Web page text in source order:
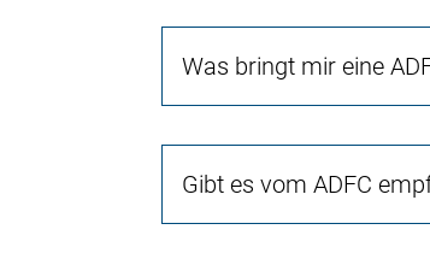
Was bringt mir eine
Gibt es vom ADFC